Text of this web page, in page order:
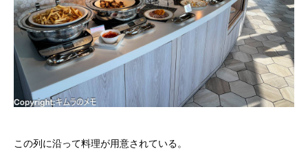
この列に沿って料理が用意されている。